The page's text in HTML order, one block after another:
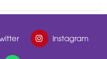
Instagram